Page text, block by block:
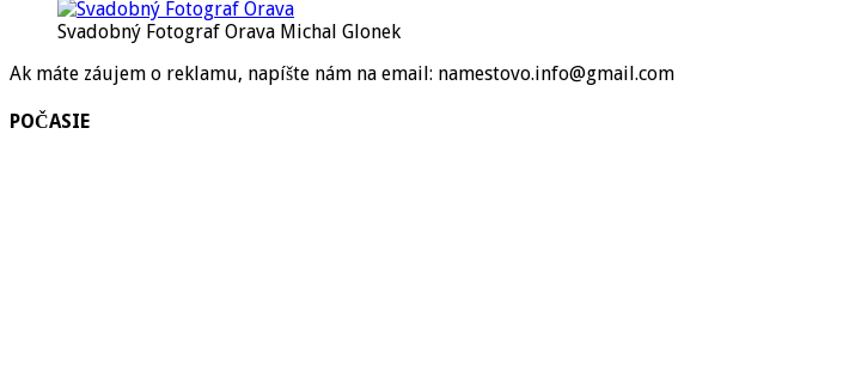
Svadobný Fotograf Orava Michal Glonek
Ak máte záujem o reklamu, napíšte nám na email: namestovo.info@gmail.com
POČASIE